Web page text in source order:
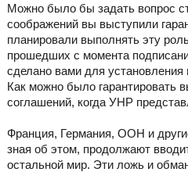
Можно было бы задать вопрос
соображений вы выступили
планировали выполнять эту
прошедших с момента
сделано вами для
Как можно было гарантировать
соглашений, когда УНР
Франция, Германия, ООН и
зная об этом, продолжают
остальной мир. Эти ложь и